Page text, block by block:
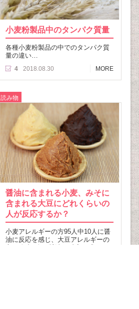
小麦粉製品中のタンパク質量
各種小麦粉製品の中でのタンパク質
量の違い…
4 2018.08.30 MORE
読み物
醤油に含まれる小麦、みそに
含まれる大豆にどれくらいの
人が反応するか？
小麦アレルギーの方95人中10人に醤
油に反応を感じ、大豆アレルギーの